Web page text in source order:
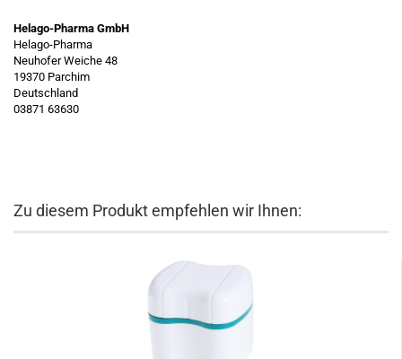
Helago-Pharma GmbH
Helago-Pharma
Neuhofer Weiche 48
19370 Parchim
Deutschland
03871 63630
Zu diesem Produkt empfehlen wir Ihnen: